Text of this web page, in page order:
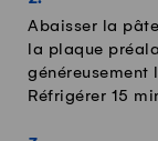
Abaisser la
la plaque
Réfrigérer 15